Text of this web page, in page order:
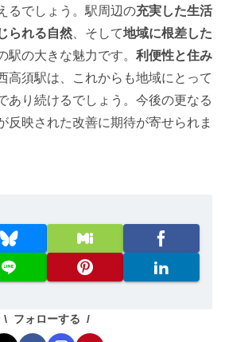
るでしょう。駅周辺の充実した生活
られる自然 、そして地域に根差した
駅の大きな魅力です。 利便性と住み
高須駅は、これからも地域にとって
あり続けるでしょう。今後の更なる
反映された改善に期待が寄せられま
フォローする